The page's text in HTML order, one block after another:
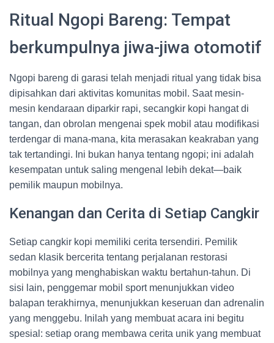
Ritual Ngopi Bareng: Tempat
berkumpulnya jiwa-jiwa otomotif
Ngopi bareng di garasi telah menjadi ritual yang tidak bisa
dipisahkan dari aktivitas komunitas mobil. Saat mesin-
mesin kendaraan diparkir rapi, secangkir kopi hangat di
tangan, dan obrolan mengenai spek mobil atau modifikasi
terdengar di mana-mana, kita merasakan keakraban yang
tak tertandingi. Ini bukan hanya tentang ngopi; ini adalah
kesempatan untuk saling mengenal lebih dekat—baik
pemilik maupun mobilnya.
Kenangan dan Cerita di Setiap Cangkir
Setiap cangkir kopi memiliki cerita tersendiri. Pemilik
sedan klasik bercerita tentang perjalanan restorasi
mobilnya yang menghabiskan waktu bertahun-tahun. Di
sisi lain, penggemar mobil sport menunjukkan video
balapan terakhirnya, menunjukkan keseruan dan adrenalin
yang menggebu. Inilah yang membuat acara ini begitu
spesial: setiap orang membawa cerita unik yang membuat